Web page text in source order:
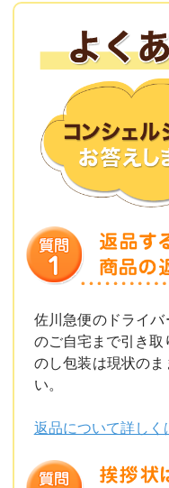
佐川急便のドライ
のご自宅まで引き取
のし包装は現状の
い。
返品について詳しく